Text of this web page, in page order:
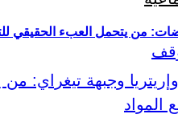
المواد
من يتحمل العبء الحقيقي